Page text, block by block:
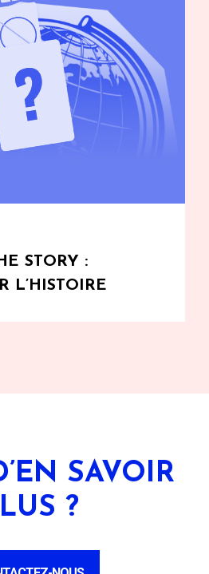
STORY :
L’HISTOIRE
SAVOIR
?